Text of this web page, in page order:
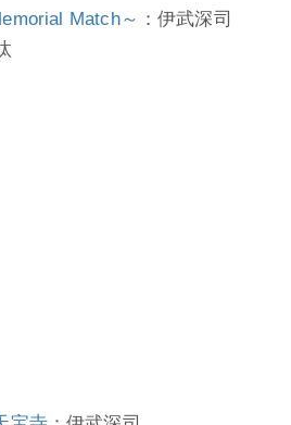
Match～ ：伊武深司